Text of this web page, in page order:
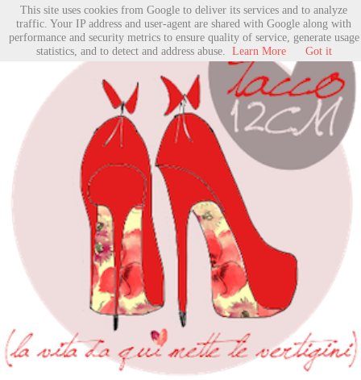
This site uses cookies from Google to deliver its services and to analyze
traffic. Your IP address and user-agent are shared with Google along with
performance and security metrics to ensure quality of service, generate usage
statistics, and to detect and address abuse.
Learn More Got it